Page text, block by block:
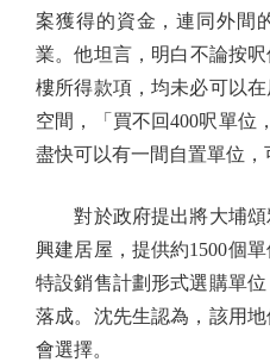
案獲得的資金，連同外間
業。他坦言，明白不論按呎
樓所得款項，均未必可以
空間，「買不回400呎單位
盡快可以有一間自置單位，
對於政府提出將大埔頌
興建居屋，提供約1500個
特設銷售計劃形式選購單
落成。沈先生認為，該用
會選擇。